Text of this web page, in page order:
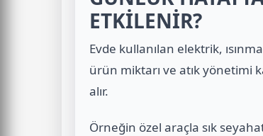
ETKİLENİR?
Evde kullanılan elektrik,
ürün miktarı ve atık yönetimi
alır.
Örneğin özel araçla sık